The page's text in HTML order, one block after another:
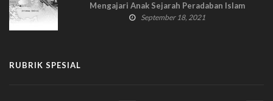
Mengajari Anak Sejarah Peradaban Islam
September 18, 2021
RUBRIK SPESIAL